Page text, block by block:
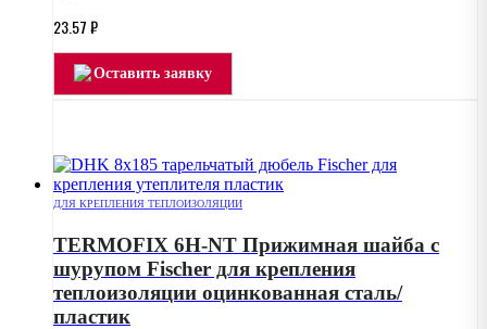
23.57₽
Оставить заявку
ДЛЯ КРЕПЛЕНИЯ ТЕПЛОИЗОЛЯЦИИ
TERMOFIX 6H-NT Прижимная шайба с
шурупом Fischer для крепления
теплоизоляции оцинкованная сталь/
пластик